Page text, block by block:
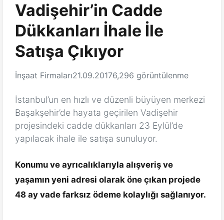
Vadişehir’in Cadde
Dükkanları İhale İle
Satışa Çıkıyor
İnşaat Firmaları21.09.20176,296 görüntülenme
İstanbul’un en hızlı ve düzenli büyüyen merkezi
Başakşehir’de hayata geçirilen Vadişehir
projesindeki cadde dükkanları 23 Eylül’de
yapılacak ihale ile satışa sunuluyor.
Konumu ve ayrıcalıklarıyla alışveriş ve
yaşamın yeni adresi olarak öne çıkan projede
48 ay vade farksız ödeme kolaylığı sağlanıyor.